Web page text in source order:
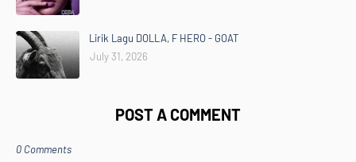
Lirik Lagu DOLLA, F HERO - GOAT
July 31, 2026
POST A COMMENT
0 Comments